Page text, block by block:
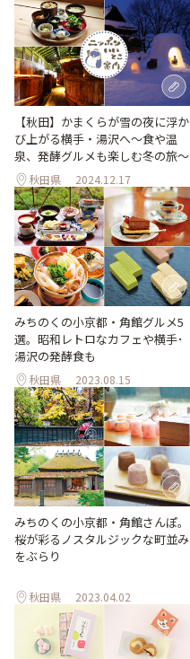
【秋田】かまくらが雪の夜に浮か
び上がる横手・湯沢へ〜食や温
泉、発酵グルメも楽しむ冬の旅〜
秋田県 2024.12.17
みちのくの小京都・角館グルメ5
選。昭和レトロなカフェや横手･
湯沢の発酵食も
秋田県 2023.08.15
みちのくの小京都・角館さんぽ。
桜が彩るノスタルジックな町並み
をぶらり
秋田県 2023.04.02